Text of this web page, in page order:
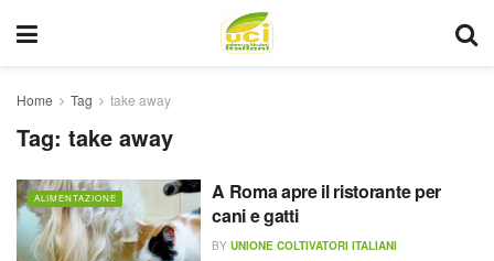
Home Tag take away
Tag: take away
ALIMENTAZIONE
A Roma apre il ristorante per
cani e gatti
BY UNIONE COLTIVATORI ITALIANI